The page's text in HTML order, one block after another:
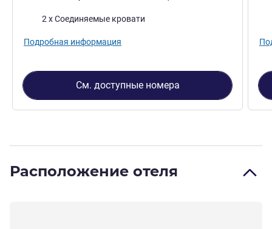
Постель2 x Соединяемые кровати
Подробная информация
См. доступные номера
Расположение отеля